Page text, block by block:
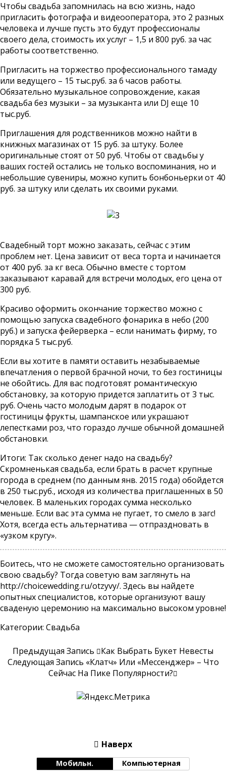
Чтобы свадьба запомнилась на всю жизнь, надо
пригласить фотографа и видеооператора, это 2 разных
человека и лучше пусть это будут профессионалы
своего дела, стоимость их услуг – 1,5 и 800 руб. за час
работы соответственно.
Пригласить на торжество профессионального тамаду
или ведущего – 15 тыс.руб. за 6 часов работы.
Обязательно музыкальное сопровождение, какая
свадьба без музыки – за музыканта или DJ еще 10
тыс.руб.
Приглашения для родственников можно найти в
книжных магазинах от 15 руб. за штуку. Более
оригинальные стоят от 50 руб. Чтобы от свадьбы у
ваших гостей остались не только воспоминания, но и
небольшие сувениры, можно купить бонбоньерки от 40
руб. за штуку или сделать их своими руками.
Свадебный торт можно заказать, сейчас с этим
проблем нет. Цена зависит от веса торта и начинается
от 400 руб. за кг веса. Обычно вместе с тортом
заказывают каравай для встречи молодых, его цена от
300 руб.
Красиво оформить окончание торжество можно с
помощью запуска свадебного фонарика в небо (200
руб.) и запуска фейерверка – если нанимать фирму, то
порядка 5 тыс.руб.
Если вы хотите в памяти оставить незабываемые
впечатления о первой брачной ночи, то без гостиницы
не обойтись. Для вас подготовят романтическую
обстановку, за которую придется заплатить от 3 тыс.
руб. Очень часто молодым дарят в подарок от
гостиницы фрукты, шампанское или украшают
лепестками роз, что гораздо лучше обычной домашней
обстановки.
Итоги: Так сколько денег надо на свадьбу?
Скромненькая свадьба, если брать в расчет крупные
города в среднем (по данным янв. 2015 года) обойдется
в 250 тыс.руб., исходя из количества приглашенных в 50
человек. В маленьких городах сумма несколько
меньше. Если вас эта сумма не пугает, то смело в загс!
Хотя, всегда есть альтернатива — отпраздновать в
«узком кругу».
Боитесь, что не сможете самостоятельно организовать
свою свадьбу? Тогда советую вам заглянуть на
http://choicewedding.ru/otzyvy/. Здесь вы найдете
опытных специалистов, которые организуют вашу
сваденую церемонию на максимально высоком уровне!
Категории: Свадьба
Предыдущая Запись
Как Выбрать Букет Невесты
Следующая Запись «Клатч» Или «мессенджер» – Что
Сейчас На Пике Популярности?
Наверх
Мобильн. Компьютерная